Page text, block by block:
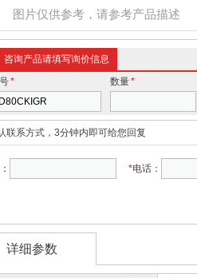
图片仅供参考，请参考产品描述
咨询产品请填写询价信息
* 数量*
联系方式，3分钟内即可给您回复
*电话：
详细参数